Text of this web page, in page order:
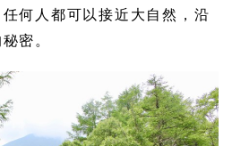
何人都可以接近大自然，沿
密。